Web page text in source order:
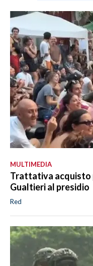
MULTIMEDIA
Trattativa acquisto
Gualtieri al presidio
Red